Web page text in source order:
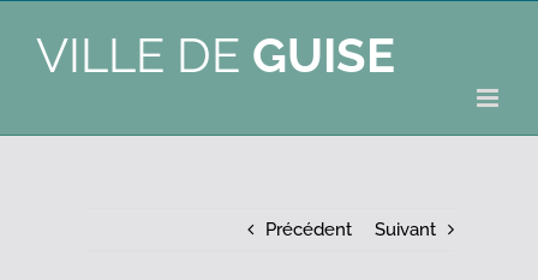
VILLE DE GUISE
Précédent Suivant